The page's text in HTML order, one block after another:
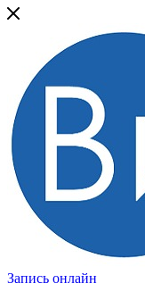
Запись онлайн